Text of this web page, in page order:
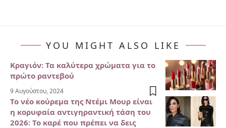
YOU MIGHT ALSO LIKE
Κραγιόν: Τα καλύτερα χρώματα για το
πρώτο ραντεβού
9 Αυγούστου, 2024
Το νέο κούρεμα της Ντέμι Μουρ είναι
η κορυφαία αντιγηραντική τάση του
2026: Το καρέ που πρέπει να δεις